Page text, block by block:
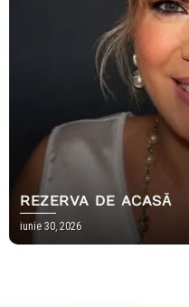
REZERVA DE ACASĂ
iunie 30, 2026